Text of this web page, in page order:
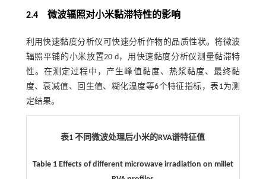
2.4 微波辐照对小米黏滞特性的影响
利用快速黏度分析仪可快速分析作物的品质性状。将微波
辐照平铺的小米放置20 d，用快速黏度分析仪测量黏滞特
性。在测定过程中，产生峰值黏度、热浆黏度、最终黏
度、衰减值、回生值、糊化温度等6个特征指标，表1为测
定结果。
表1 不同微波处理后小米的RVA谱特征值
Table 1 Effects of different microwave irradiation on millet